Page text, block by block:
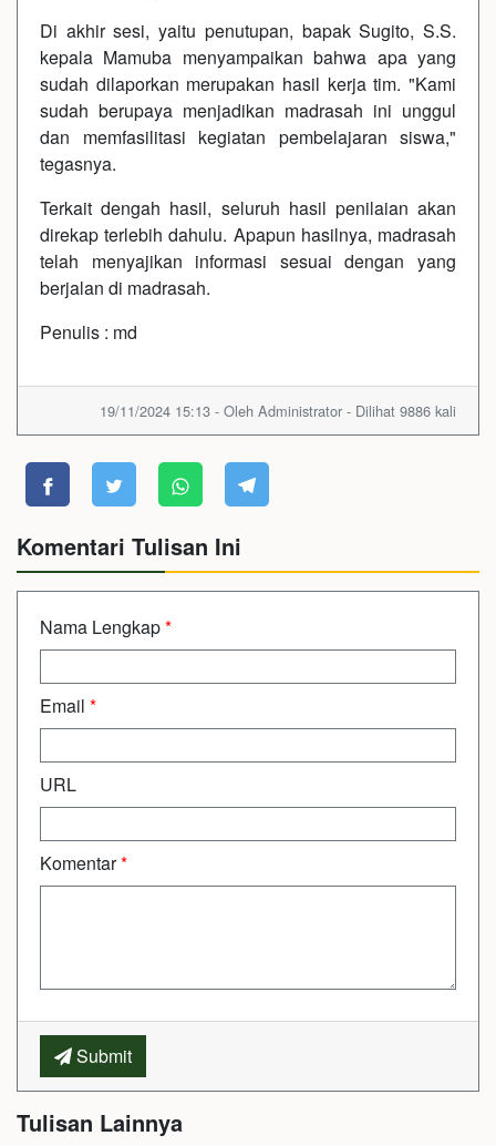
Di akhir sesi, yaitu penutupan, bapak Sugito, S.S.
kepala Mamuba menyampaikan bahwa apa yang
sudah dilaporkan merupakan hasil kerja tim. "Kami
sudah berupaya menjadikan madrasah ini unggul
dan memfasilitasi kegiatan pembelajaran siswa,"
tegasnya.
Terkait dengah hasil, seluruh hasil penilaian akan
direkap terlebih dahulu. Apapun hasilnya, madrasah
telah menyajikan informasi sesuai dengan yang
berjalan di madrasah.
Penulis : md
19/11/2024 15:13 - Oleh Administrator - Dilihat 9886 kali
Komentari Tulisan Ini
Nama Lengkap*
Email *
URL
Komentar*
Submit
Tulisan Lainnya